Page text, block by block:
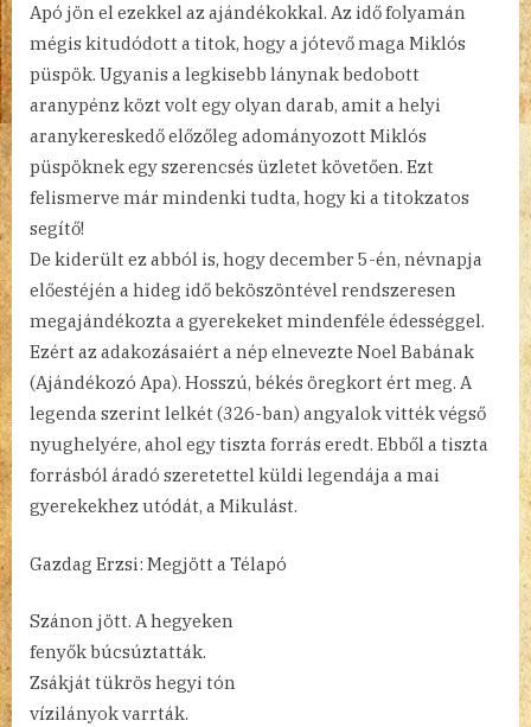
Apó jön el ezekkel az ajándékokkal. Az idő folyamán
mégis kitudódott a titok, hogy a jótevő maga Miklós
püspök. Ugyanis a legkisebb lánynak bedobott
aranypénz közt volt egy olyan darab, amit a helyi
aranykereskedő előzőleg adományozott Miklós
püspöknek egy szerencsés üzletet követően. Ezt
felismerve már mindenki tudta, hogy ki a titokzatos
segítő!
De kiderült ez abból is, hogy december 5-én, névnapja
előestéjén a hideg idő beköszöntével rendszeresen
megajándékozta a gyerekeket mindenféle édességgel.
Ezért az adakozásaiért a nép elnevezte Noel Babának
(Ajándékozó Apa). Hosszú, békés öregkort ért meg. A
legenda szerint lelkét (326-ban) angyalok vitték végső
nyughelyére, ahol egy tiszta forrás eredt. Ebből a tiszta
forrásból áradó szeretettel küldi legendája a mai
gyerekekhez utódát, a Mikulást.
Gazdag Erzsi: Megjött a Télapó
Szánon jött. A hegyeken
fenyők búcsúztatták.
Zsákját tükrös hegyi tón
vízilányok varrták.